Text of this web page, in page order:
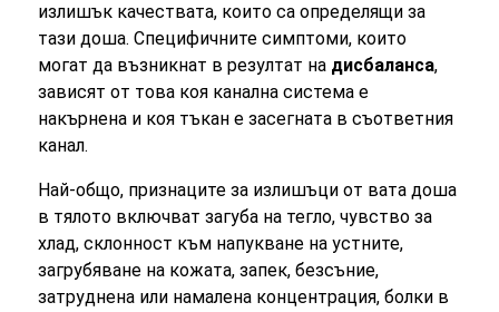
излишък качествата, които са определящи за
тази доша. Специфичните симптоми, които
могат да възникнат в резултат на дисбаланса,
зависят от това коя канална система е
накърнена и коя тъкан е засегната в съответния
канал.
Най-общо, признаците за излишъци от вата доша
в тялото включват загуба на тегло, чувство за
хлад, склонност към напукване на устните,
загрубяване на кожата, запек, безсъние,
затруднена или намалена концентрация, болки в